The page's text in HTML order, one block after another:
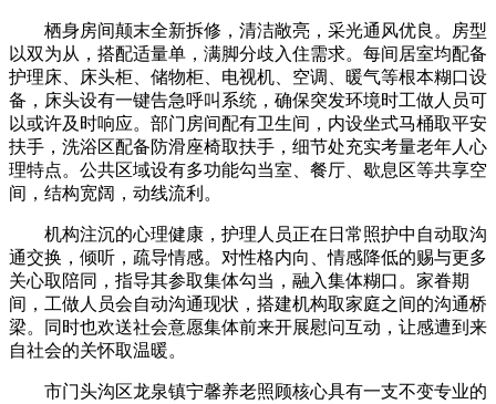
栖身房间颠末全新拆修，清洁敞亮，采光通风优良。房型
以双为从，搭配适量单，满脚分歧入住需求。每间居室均配备
护理床、床头柜、储物柜、电视机、空调、暖气等根本糊口设
备，床头设有一键告急呼叫系统，确保突发环境时工做人员可
以或许及时响应。部门房间配有卫生间，内设坐式马桶取平安
扶手，洗浴区配备防滑座椅取扶手，细节处充实考量老年人心
理特点。公共区域设有多功能勾当室、餐厅、歇息区等共享空
间，结构宽阔，动线流利。
机构注沉的心理健康，护理人员正在日常照护中自动取沟
通交换，倾听，疏导情感。对性格内向、情感降低的赐与更多
关心取陪同，指导其参取集体勾当，融入集体糊口。家眷期
间，工做人员会自动沟通现状，搭建机构取家庭之间的沟通桥
梁。同时也欢送社会意愿集体前来开展慰问互动，让感遭到来
自社会的关怀取温暖。
市门头沟区龙泉镇宁馨养老照顾核心具有一支不变专业的